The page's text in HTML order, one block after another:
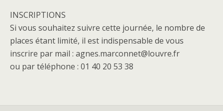
INSCRIPTIONS
Si vous souhaitez suivre cette journée, le nombre de
places étant limité, il est indispensable de vous
inscrire par mail : agnes.marconnet@louvre.fr
ou par téléphone : 01 40 20 53 38